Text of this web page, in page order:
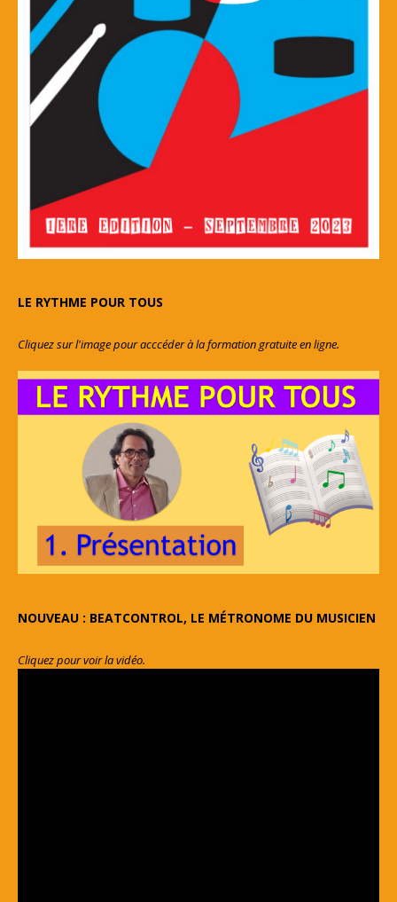
LE RYTHME POUR TOUS
Cliquez sur l'image pour acccéder à la formation gratuite en ligne.
NOUVEAU : BEATCONTROL, LE MÉTRONOME DU MUSICIEN
Cliquez pour voir la vidéo.